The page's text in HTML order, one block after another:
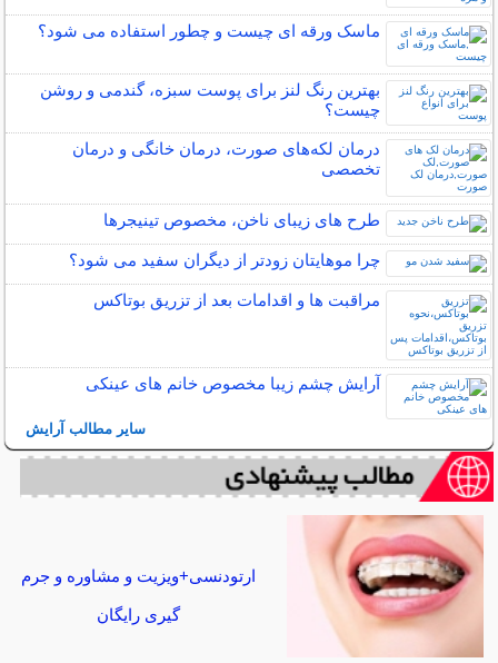
ماسک ورقه ای چیست و چطور استفاده می شود؟
بهترین رنگ لنز برای پوست سبزه، گندمی و روشن
چیست؟
درمان لکه‌های صورت، درمان خانگی و درمان
تخصصی
طرح های زیبای ناخن، مخصوص تینیجرها
چرا موهایتان زودتر از دیگران سفید می شود؟
مراقبت ها و اقدامات بعد از تزریق بوتاکس
آرایش چشم زیبا مخصوص خانم های عینکی
سایر مطالب آرایش
ارتودنسی+ویزیت و مشاوره و جرم
گیری رایگان